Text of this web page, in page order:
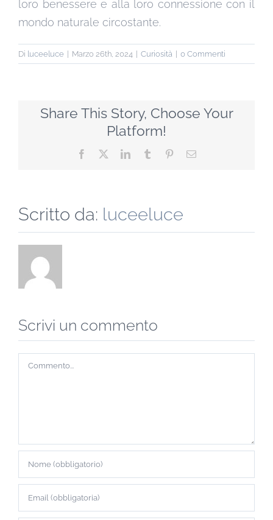
loro benessere e alla loro connessione con il
mondo naturale circostante.
Di luceeluce Marzo 26th, 2024 Curiosità 0 Commenti
Share This Story, Choose Your
Platform!
Facebook LinkedInTumblr PinterestEmail
Scritto da: luceeluce
Scrivi un commento
Commento